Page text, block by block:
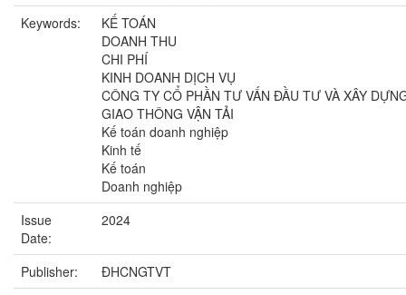
Keywords:
KẾ TOÁN
DOANH THU
CHI PHÍ
KINH DOANH DỊCH VỤ
CÔNG TY CỔ PHẦN TƯ VẤN ĐẦU TƯ VÀ XÂY
GIAO THÔNG VẬN TẢI
Kế toán doanh nghiệp
Kinh tế
Kế toán
Doanh nghiệp
Issue
Date:
2024
Publisher:
ĐHCNGTVT